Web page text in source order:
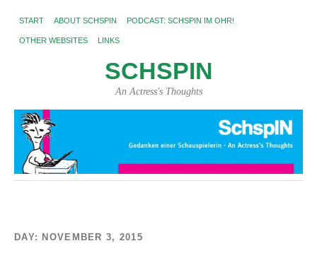
START ABOUT SCHSPIN PODCAST: SCHSPIN IM OHR!
OTHER WEBSITES LINKS
SCHSPIN
An Actress's Thoughts
DAY: NOVEMBER 3, 2015